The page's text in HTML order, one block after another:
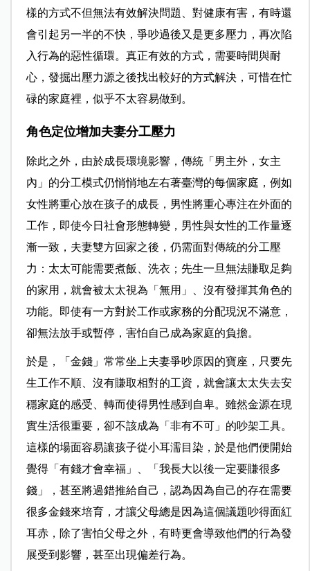
樣的方式不但無法有效解決問題、對健康有害，有時還
會引起另一半的不快，爭吵過後又是更多壓力，再次陷
入行為的惡性循環。真正有效的方式，需要時間與耐
心，發掘出壓力源之後找出較好的方式解決，可惜在忙
碌的家庭裡，似乎不太容易做到。
角色定位增加夫妻分工壓力
除此之外，由於成長環境影響，傳統「男主外，女主
內」的分工模式仍悄悄地左右著臺灣的每個家庭，例如
女性將重心放在孩子的成長，男性將重心專注在外面的
工作，即使今日社會形態轉變，男性與女性的工作量逐
漸一致，夫妻雙方回家之後，仍需面對傳統的分工壓
力：太太可能需要煮飯、洗衣；先生一旦無法賺取足夠
的家用，就會被太太視為「無用」、沒有發揮其角色的
功能。即使有一方對於工作或家務的分配現況不滿意，
卻無法放手或暫停，害怕自己成為家庭的負擔。
於是，「金錢」常常坐上夫妻爭吵原因的寶座，只要先
生工作不順、沒有賺取相對的工資，就會讓太太失去安
穩家庭的感受、轉而使得男性感到自卑。雖然金源在現
實生活很重要，卻不該成為「非有不可」的吵架工具。
這樣的場面容易讓孩子從小耳濡目染，於是他們便開始
覺得「有錢才會幸福」、「我長大以後一定要賺很多
錢」，甚至將過錯推給自己，認為因為自己的存在需要
很多金錢來培育，才讓父母總是因為這個議題吵得面紅
耳赤，除了害怕父母之外，有時更會導致他們的行為發
展受到影響，甚至出現偏差行為。